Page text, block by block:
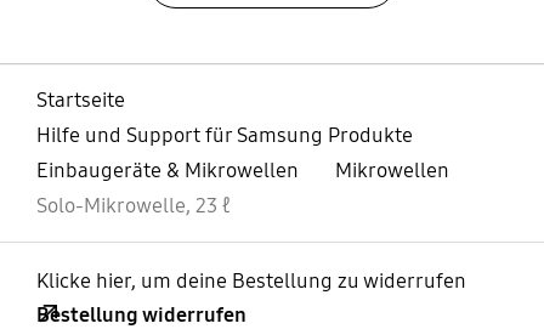
Startseite
Hilfe und Support für Samsung Produkte
Einbaugeräte & Mikrowellen
Mikrowellen
Solo-Mikrowelle, 23 ℓ
Klicke hier, um deine Bestellung zu widerrufen
Bestellung widerrufen